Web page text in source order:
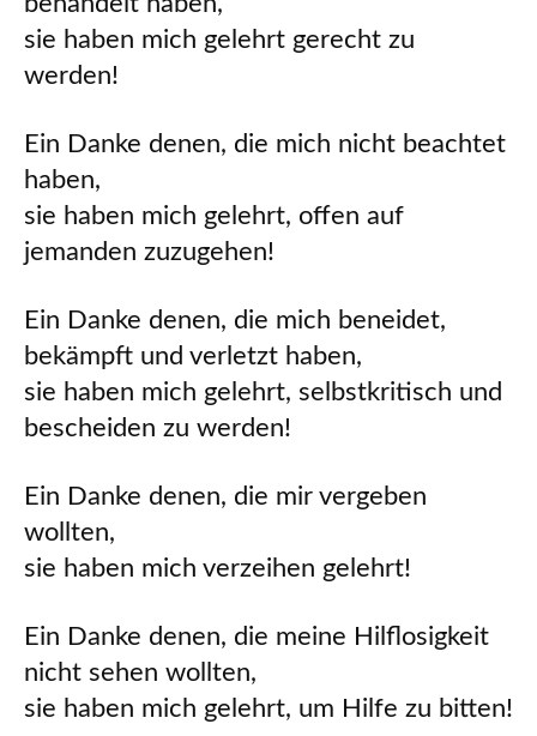
sie haben mich gelehrt gerecht zu
werden!
Ein Danke denen, die mich nicht beachtet
haben,
sie haben mich gelehrt, offen auf
jemanden zuzugehen!
Ein Danke denen, die mich beneidet,
bekämpft und verletzt haben,
sie haben mich gelehrt, selbstkritisch und
bescheiden zu werden!
Ein Danke denen, die mir vergeben
wollten,
sie haben mich verzeihen gelehrt!
Ein Danke denen, die meine Hilflosigkeit
nicht sehen wollten,
sie haben mich gelehrt, um Hilfe zu bitten!